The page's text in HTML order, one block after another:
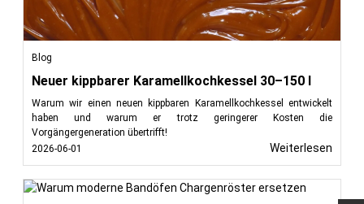
Blog
Neuer kippbarer Karamellkochkessel 30–150 l
Warum wir einen neuen kippbaren Karamellkochkessel entwickelt
haben und warum er trotz geringerer Kosten die
Vorgängergeneration übertrifft!
2026-06-01
Weiterlesen